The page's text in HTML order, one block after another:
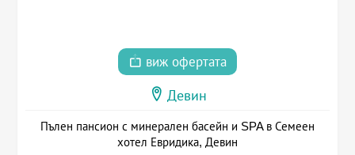
виж офертата
Девин
Пълен пансион с минерален басейн и SPA в Семеен
хотел Евридика, Девин